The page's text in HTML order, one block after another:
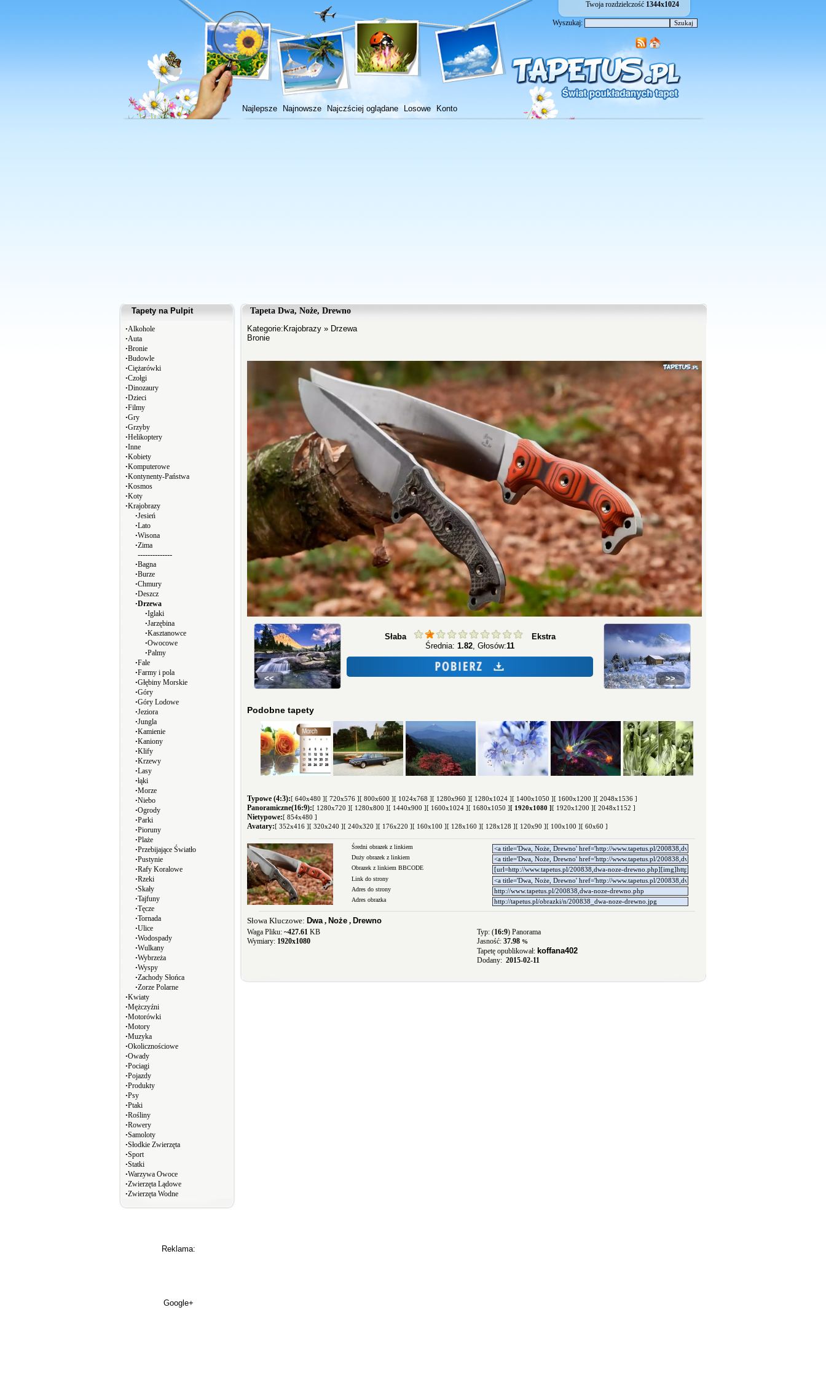
Twoja rozdzielczość 1344x1024
Wyszukaj:
Najlepsze Najnowsze Najczściej oglądane Losowe Konto
Tapety na Pulpit
∙Alkohole
∙Auta
∙Bronie
∙Budowle
∙Ciężarówki
∙Czołgi
∙Dinozaury
∙Dzieci
∙Filmy
∙Gry
∙Grzyby
∙Helikoptery
∙Inne
∙Kobiety
∙Komputerowe
∙Kontynenty-Państwa
∙Kosmos
∙Koty
∙Krajobrazy
∙Jesień
∙Lato
∙Wisona
∙Zima
--------------
∙Bagna
∙Burze
∙Chmury
∙Deszcz
∙Drzewa
∙Iglaki
∙Jarzębina
∙Kasztanowce
∙Owocowe
∙Palmy
∙Fale
∙Farmy i pola
∙Głębiny Morskie
∙Góry
∙Góry Lodowe
∙Jeziora
∙Jungla
∙Kamienie
∙Kaniony
∙Klify
∙Krzewy
∙Lasy
∙łąki
∙Morze
∙Niebo
∙Ogrody
∙Parki
∙Pioruny
∙Plaże
∙Przebijające Światło
∙Pustynie
∙Rafy Koralowe
∙Rzeki
∙Skały
∙Tajfuny
∙Tęcze
∙Tornada
∙Ulice
∙Wodospady
∙Wulkany
∙Wybrzeża
∙Wyspy
∙Zachody Słońca
∙Zorze Polarne
∙Kwiaty
∙Mężczyźni
∙Motorówki
∙Motory
∙Muzyka
∙Okolicznościowe
∙Owady
∙Pociagi
∙Pojazdy
∙Produkty
∙Psy
∙Ptaki
∙Rośliny
∙Rowery
∙Samoloty
∙Słodkie Zwierzęta
∙Sport
∙Statki
∙Warzywa Owoce
∙Zwierzęta Lądowe
∙Zwierzęta Wodne
Reklama:
Google+
Tapeta Dwa, Noże, Drewno
Kategorie: Krajobrazy » Drzewa
Bronie
<<
Słaba
Ekstra
Średnia: 1.82, Głosów:11
>>
Podobne tapety
Typowe (4:3):[ 640x480 ] [ 720x576 ] [ 800x600 ] [ 1024x768 ] [ 1280x960 ] [ 1280x1024 ] [ 1400x1050 ] [ 1600x1200 ] [ 2048x1536 ]
Panoramiczne(16:9):[ 1280x720 ] [ 1280x800 ] [ 1440x900 ] [ 1600x1024 ] [ 1680x1050 ] [ 1920x1080 ] [ 1920x1200 ] [ 2048x1152 ]
Nietypowe:[ 854x480 ]
Avatary:[ 352x416 ] [ 320x240 ] [ 240x320 ] [ 176x220 ] [ 160x100 ] [ 128x160 ] [ 128x128 ] [ 120x90 ] [ 100x100 ] [ 60x60 ]
Średni obrazek z linkiem
Duży obrazek z linkiem
Obrazek z linkiem BBCODE
Link do strony
Adres do strony
Adres obrazka
Słowa Kluczowe: Dwa , Noże , Drewno
Waga Pliku: ~427.61 KB
Wymiary: 1920x1080
Typ: (16:9) Panorama
Jasność: 37.98 %
Tapetę opublikował: koffana402
Dodany: 2015-02-11